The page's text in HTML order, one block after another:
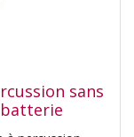
sans